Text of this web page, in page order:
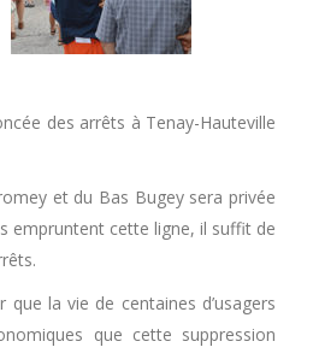
des arrêts à Tenay-Hauteville
et du Bas Bugey sera privée
empruntent cette ligne, il suffit de
la vie de centaines d’usagers
que cette suppression